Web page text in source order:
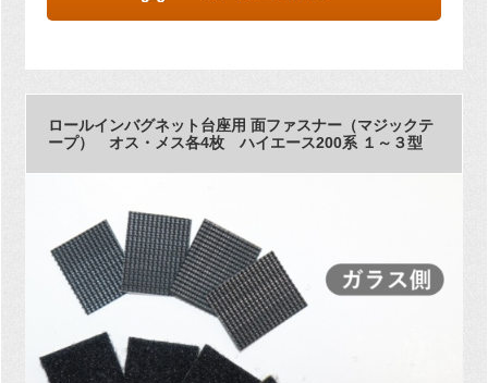
ロールインバグネット台座用 面ファスナー（マジックテ
ープ） オス・メス各4枚 ハイエース200系 １～３型